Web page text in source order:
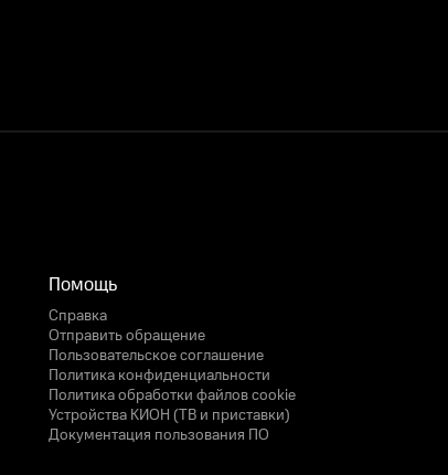
Помощь
Справка
Отправить обращение
Пользовательское соглашение
Политика конфиденциальности
Политика обработки файлов cookie
Устройства КИОН (ТВ и приставки)
Документация пользования ПО